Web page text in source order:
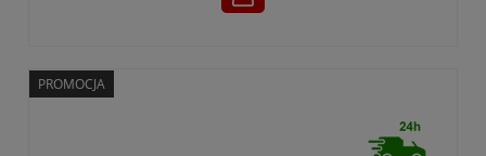
PROMOCJA